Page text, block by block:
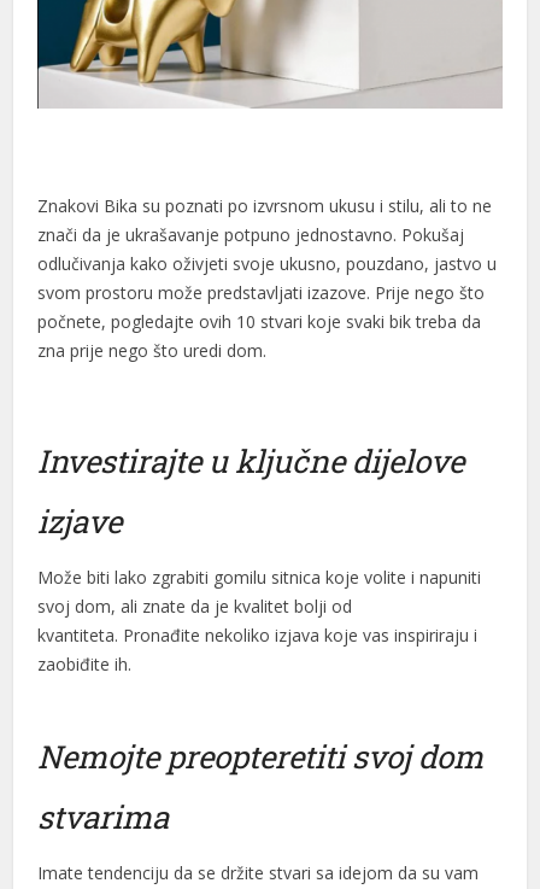
Znakovi Bika su poznati po izvrsnom ukusu i stilu, ali to ne
znači da je ukrašavanje potpuno jednostavno. Pokušaj
odlučivanja kako oživjeti svoje ukusno, pouzdano, jastvo u
svom prostoru može predstavljati izazove. Prije nego što
počnete, pogledajte ovih 10 stvari koje svaki bik treba da
zna prije nego što uredi dom.
Investirajte u ključne dijelove
izjave
Može biti lako zgrabiti gomilu sitnica koje volite i napuniti
svoj dom, ali znate da je kvalitet bolji od
kvantiteta. Pronađite nekoliko izjava koje vas inspiriraju i
zaobiđite ih.
Nemojte preopteretiti svoj dom
stvarima
Imate tendenciju da se držite stvari sa idejom da su vam